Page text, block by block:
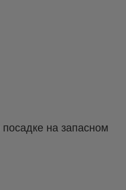
на запасном